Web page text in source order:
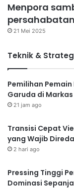
Menpora
21 Mei 2025
Teknik &
Pemilihan
Garuda di
21 jam ago
Transisi Cepat
yang Wajib
2 hari ago
Pressing Tinggi
Dominasi